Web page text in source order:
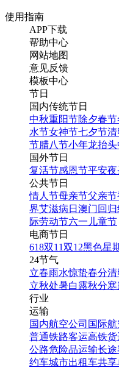
使用指南
APP下载
帮助中心
网站地图
意见反馈
模板中心
节日
国内传统节日
中秋重阳节除夕春节
水节女神节七夕节清
节腊八节小年龙抬头
国外节日
复活节感恩节平安夜
公共节日
情人节母亲节父亲节
界艾滋病日 澳门回归
际劳动节六一儿童节
电商节日
618双11双12黑色星
24节气
立春雨水惊蛰春分清
立秋处暑白露秋分寒
行业
运输
国内航空公司 国际航
普通铁路客运高铁货
公路危险品运输长途
约车城市出租车共